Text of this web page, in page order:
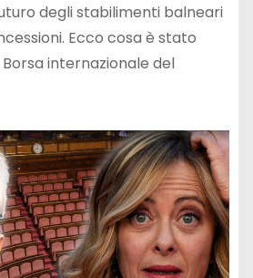
degli stabilimenti balneari
Ecco cosa è stato
internazionale del